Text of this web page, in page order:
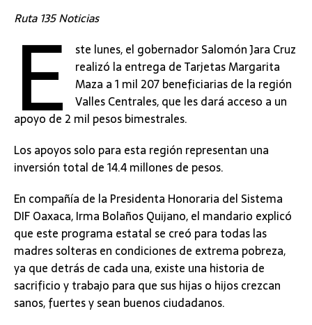
Ruta 135 Noticias
E ste lunes, el gobernador Salomón Jara Cruz
realizó la entrega de Tarjetas Margarita
Maza a 1 mil 207 beneficiarias de la región
Valles Centrales, que les dará acceso a un
apoyo de 2 mil pesos bimestrales.
Los apoyos solo para esta región representan una
inversión total de 14.4 millones de pesos.
En compañía de la Presidenta Honoraria del Sistema
DIF Oaxaca, Irma Bolaños Quijano, el mandario explicó
que este programa estatal se creó para todas las
madres solteras en condiciones de extrema pobreza,
ya que detrás de cada una, existe una historia de
sacrificio y trabajo para que sus hijas o hijos crezcan
sanos, fuertes y sean buenos ciudadanos.